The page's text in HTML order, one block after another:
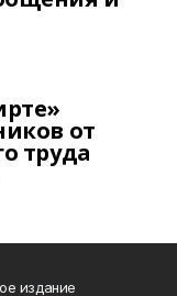
от
труда
издание